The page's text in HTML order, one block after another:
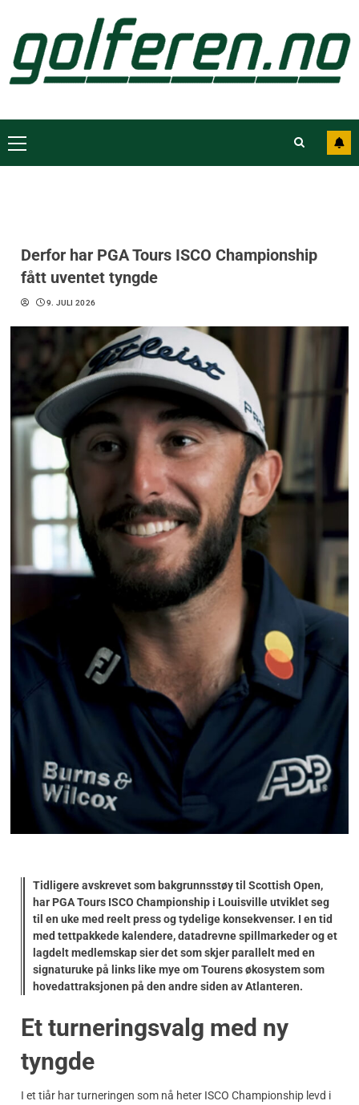
Derfor har PGA Tours ISCO Championship
fått uventet tyngde
9. JULI 2026
Tidligere avskrevet som bakgrunnsstøy til Scottish Open,
har PGA Tours ISCO Championship i Louisville utviklet seg
til en uke med reelt press og tydelige konsekvenser. I en tid
med tettpakkede kalendere, datadrevne spillmarkeder og et
lagdelt medlemskap sier det som skjer parallelt med en
signaturuke på links like mye om Tourens økosystem som
hovedattraksjonen på den andre siden av Atlanteren.
Et turneringsvalg med ny
tyngde
I et tiår har turneringen som nå heter ISCO Championship levd i